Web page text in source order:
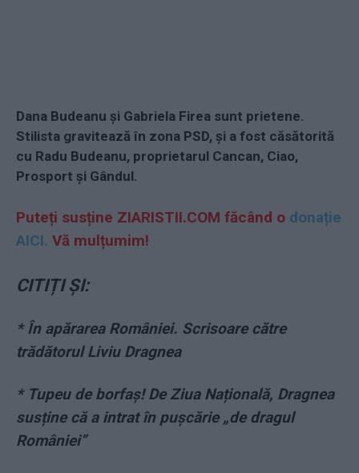
Dana Budeanu și Gabriela Firea sunt prietene.
Stilista gravitează în zona PSD, și a fost căsătorită
cu Radu Budeanu, proprietarul Cancan, Ciao,
Prosport și Gândul.
Puteți susține ZIARISTII.COM făcând o donație
AICI. Vă mulțumim!
CITIȚI ȘI:
*În apărarea României. Scrisoare către
trădătorul Liviu Dragnea
* Tupeu de borfaș! De Ziua Națională, Dragnea
susține că a intrat în pușcărie „de dragul
României”